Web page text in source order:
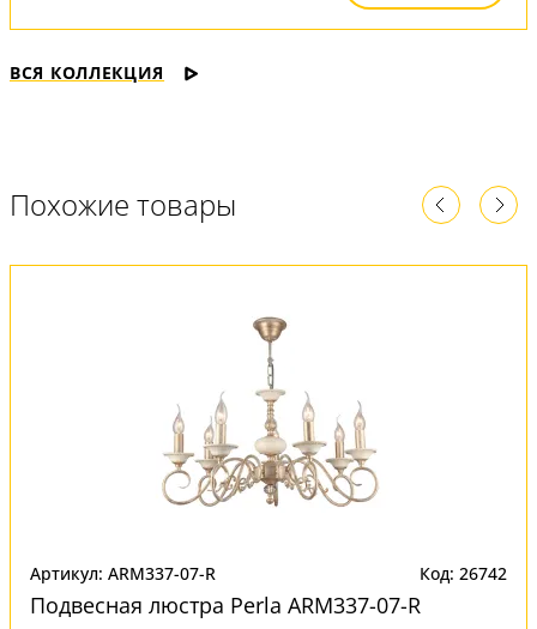
ВСЯ КОЛЛЕКЦИЯ
Похожие товары
Артикул: ARM337-07-R Код: 26742
Подвесная люстра Perla ARM337-07-R